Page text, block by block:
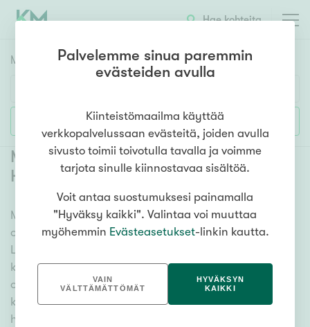
Hae kohteita
Myyntikohteet
Huoneluku
1h 2h 3h 4h 5h+
Asuntotyyppi
Kerros-/luhtitalo
Rivitalo/paritalo
Omakoti-/erillistalo
Maa- tai metsätila
Lisää hakuehtoja
Myytävät rivitalot ja paritalot
Hyvinkää (15)
Meiltä löydät myytävät rivitalot ja paritalot Hyvinkää,
olitpa etsimässä suurempaa tai pienempää asuntoa.
Lukuisat asuntovaihtoehdot ja erittäin kattava
kiinteistönvälittäjien verkosto varmistavat, että meillä
on hyvä paikallinen osaaminen ja tieto. Katso alta
kaikki myytävät rivitalot ja paritalot Hyvinkää tai
hyödynnä kätevää hakutyökalua. Meiltä löydät
Palvelemme sinua paremmin
evästeiden avulla
Kiinteistömaailma käyttää
verkkopalvelussaan evästeitä, joiden avulla
sivusto toimii toivotulla tavalla ja voimme
tarjota sinulle kiinnostavaa sisältöä.
Voit antaa suostumuksesi painamalla
"Hyväksy kaikki". Valintaa voi muuttaa
myöhemmin Evästeasetukset-linkin kautta.
VAIN
VÄLTTÄMÄTTÖMÄT
HYVÄKSYN
KAIKKI